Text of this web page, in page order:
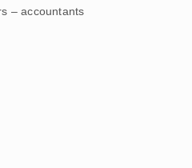
– accountants